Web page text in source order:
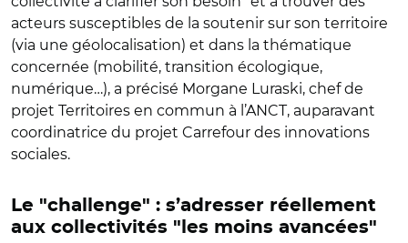
acteurs susceptibles de la soutenir sur son territoire
(via une géolocalisation) et dans la thématique
concernée (mobilité, transition écologique,
numérique…), a précisé Morgane Luraski, chef de
projet Territoires en commun à l’ANCT, auparavant
coordinatrice du projet Carrefour des innovations
sociales.
Le "challenge" : s’adresser réellement
aux collectivités "les moins avancées"